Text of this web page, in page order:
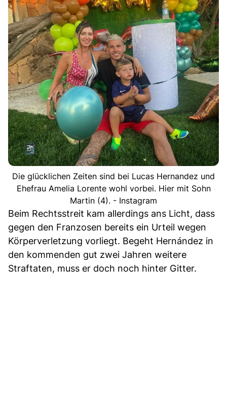
Die glücklichen Zeiten sind bei Lucas Hernandez und
Ehefrau Amelia Lorente wohl vorbei. Hier mit Sohn
Martin (4). - Instagram
Beim Rechtsstreit kam allerdings ans Licht, dass
gegen den Franzosen bereits ein Urteil wegen
Körperverletzung vorliegt. Begeht Hernández in
den kommenden gut zwei Jahren weitere
Straftaten, muss er doch noch hinter Gitter.